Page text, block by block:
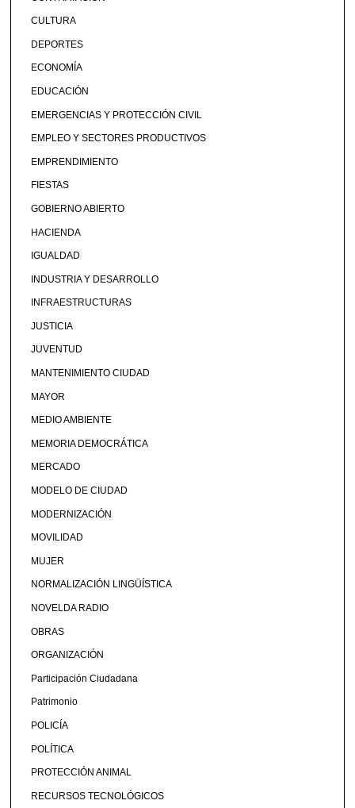
CULTURA
DEPORTES
ECONOMÍA
EDUCACIÓN
EMERGENCIAS Y PROTECCIÓN CIVIL
EMPLEO Y SECTORES PRODUCTIVOS
EMPRENDIMIENTO
FIESTAS
GOBIERNO ABIERTO
HACIENDA
IGUALDAD
INDUSTRIA Y DESARROLLO
INFRAESTRUCTURAS
JUSTICIA
JUVENTUD
MANTENIMIENTO CIUDAD
MAYOR
MEDIO AMBIENTE
MEMORIA DEMOCRÁTICA
MERCADO
MODELO DE CIUDAD
MODERNIZACIÓN
MOVILIDAD
MUJER
NORMALIZACIÓN LINGÜÍSTICA
NOVELDA RADIO
OBRAS
ORGANIZACIÓN
Participación Ciudadana
Patrimonio
POLICÍA
POLÍTICA
PROTECCIÓN ANIMAL
RECURSOS TECNOLÓGICOS